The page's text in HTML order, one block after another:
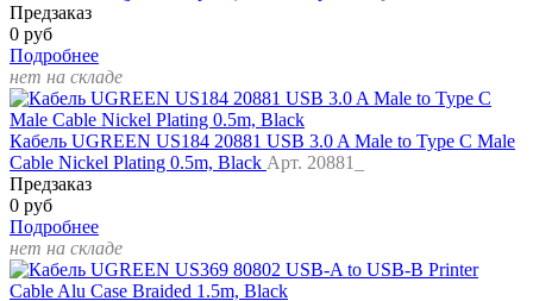
Предзаказ
0 руб
Подробнее
нет на складе
Кабель UGREEN US184 20881 USB 3.0 A Male to Type C Male
Cable Nickel Plating 0.5m, Black Арт. 20881_
Предзаказ
0 руб
Подробнее
нет на складе